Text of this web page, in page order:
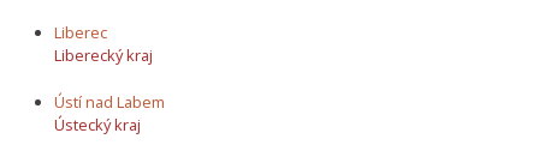
Liberec
Liberecký kraj
Ústí nad Labem
Ústecký kraj